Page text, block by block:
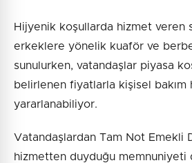
Hijyenik koşullarda hizmet veren
erkeklere yönelik kuaför ve
sunulurken, vatandaşlar piyasa
belirlenen fiyatlarla kişisel bakım
yararlanabiliyor.
Vatandaşlardan Tam Not Emekli
hizmetten duyduğu memnuniyeti